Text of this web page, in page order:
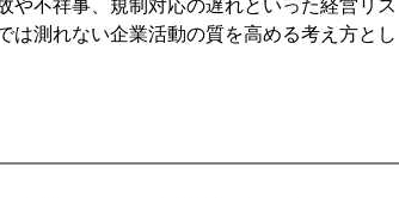
や不祥事、規制対応の遅れといった経営リス
は測れない企業活動の質を高める考え方とし